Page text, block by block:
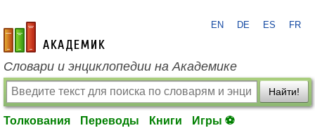
academic.ru
EN DE ES FR
Словари и энциклопедии на Академике
Найти!
Толкования Переводы Книги Игры ⚽